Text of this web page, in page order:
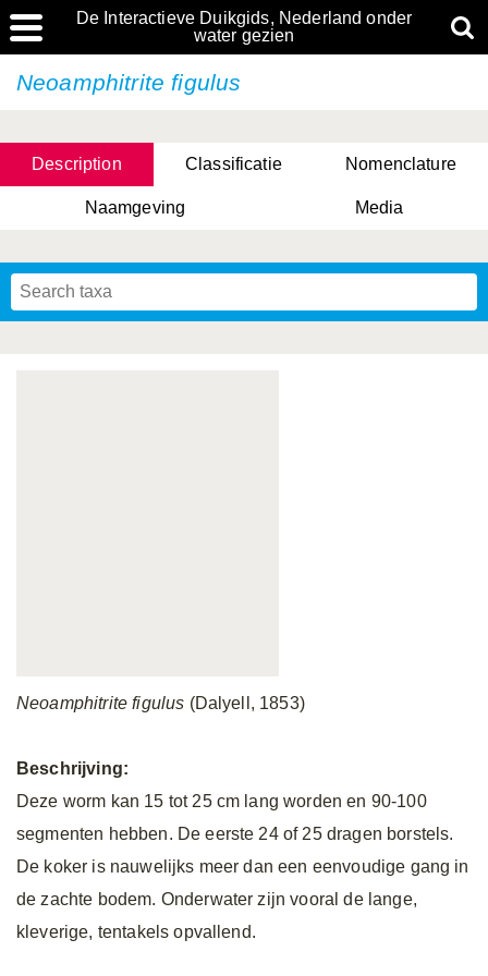
De Interactieve Duikgids, Nederland onder
water gezien
Neoamphitrite figulus
Description Classificatie Nomenclature
Naamgeving Media
Neoamphitrite figulus (Dalyell, 1853)
Beschrijving:
Deze worm kan 15 tot 25 cm lang worden en 90-100
segmenten hebben. De eerste 24 of 25 dragen borstels.
De koker is nauwelijks meer dan een eenvoudige gang in
de zachte bodem. Onderwater zijn vooral de lange,
kleverige, tentakels opvallend.